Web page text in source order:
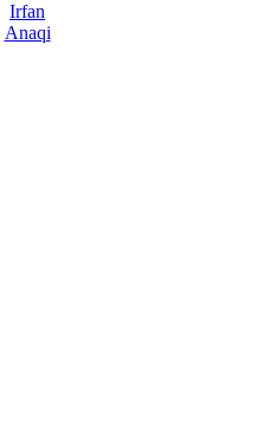
Irfan
Anaqi